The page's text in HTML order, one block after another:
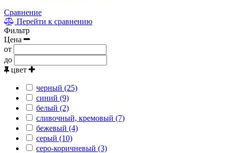
Сравнение
Перейти к сравнению
Фильтр
Цена
от
до
цвет
черный (25)
синий (9)
белый (2)
сливочный, кремовый (7)
бежевый (4)
серый (10)
серо-коричневый (3)